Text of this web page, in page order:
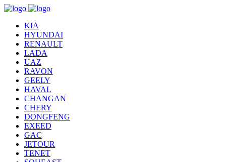
KIA
HYUNDAI
RENAULT
LADA
UAZ
RAVON
GEELY
HAVAL
CHANGAN
CHERY
DONGFENG
EXEED
GAC
JETOUR
TENET